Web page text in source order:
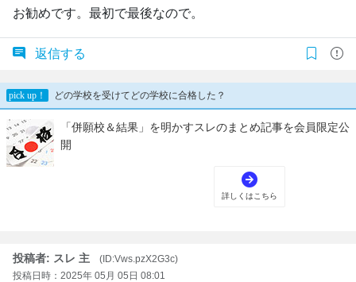
お勧めです。最初で最後なので。
返信する
投稿者: スレ 主
(ID:Vws.pzX2G3c)
投稿日時：2025年 05月 05日 08:01